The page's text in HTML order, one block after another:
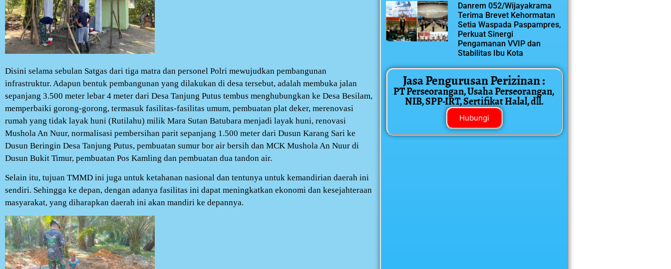
Disini selama sebulan Satgas dari tiga matra dan personel Polri mewujudkan pembangunan
infrastruktur. Adapun bentuk pembangunan yang dilakukan di desa tersebut, adalah membuka jalan
sepanjang 3.500 meter lebar 4 meter dari Desa Tanjung Putus tembus menghubungkan ke Desa Besilam,
memperbaiki gorong-gorong, termasuk fasilitas-fasilitas umum, pembuatan plat deker, merenovasi
rumah yang tidak layak huni (Rutilahu) milik Mara Sutan Batubara menjadi layak huni, renovasi
Mushola An Nuur, normalisasi pembersihan parit sepanjang 1.500 meter dari Dusun Karang Sari ke
Dusun Beringin Desa Tanjung Putus, pembuatan sumur bor air bersih dan MCK Mushola An Nuur di
Dusun Bukit Timur, pembuatan Pos Kamling dan pembuatan dua tandon air.
Selain itu, tujuan TMMD ini juga untuk ketahanan nasional dan tentunya untuk kemandirian daerah ini
sendiri. Sehingga ke depan, dengan adanya fasilitas ini dapat meningkatkan ekonomi dan kesejahteraan
masyarakat, yang diharapkan daerah ini akan mandiri ke depannya.
Danrem 052/Wijayakrama
Terima Brevet Kehormatan
Setia Waspada Paspampres,
Perkuat Sinergi
Pengamanan VVIP dan
Stabilitas Ibu Kota
Jasa Pengurusan Perizinan :
PT Perseorangan, Usaha Perseorangan,
NIB, SPP-IRT, Sertifikat Halal, dll.
Hubungi